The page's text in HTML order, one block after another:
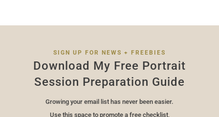
SIGN UP FOR NEWS + FREEBIES
Download My Free Portrait
Session Preparation Guide
Growing your email list has never been easier.
Use this space to promote a free checklist,